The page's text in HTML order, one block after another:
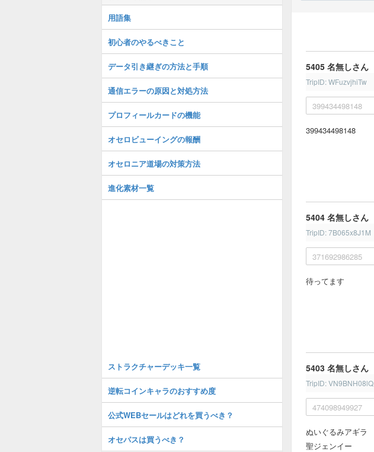
5405 名無しさん
TripID: WFuzvjhiTw
399434498148
399434498148
5404 名無しさん
TripID: 7B065x8J1M
371692986285
待ってます
5403 名無しさん
TripID: VN9BNH08lQ
474098949927
ぬいぐるみアギラ
聖ジェンイー
用語集
初心者のやるべきこと
データ引き継ぎの方法と手順
通信エラーの原因と対処方法
プロフィールカードの機能
オセロビューイングの報酬
オセロニア道場の対策方法
進化素材一覧
ストラクチャーデッキ一覧
逆転コインキャラのおすすめ度
公式WEBセールはどれを買うべき？
オセパスは買うべき？